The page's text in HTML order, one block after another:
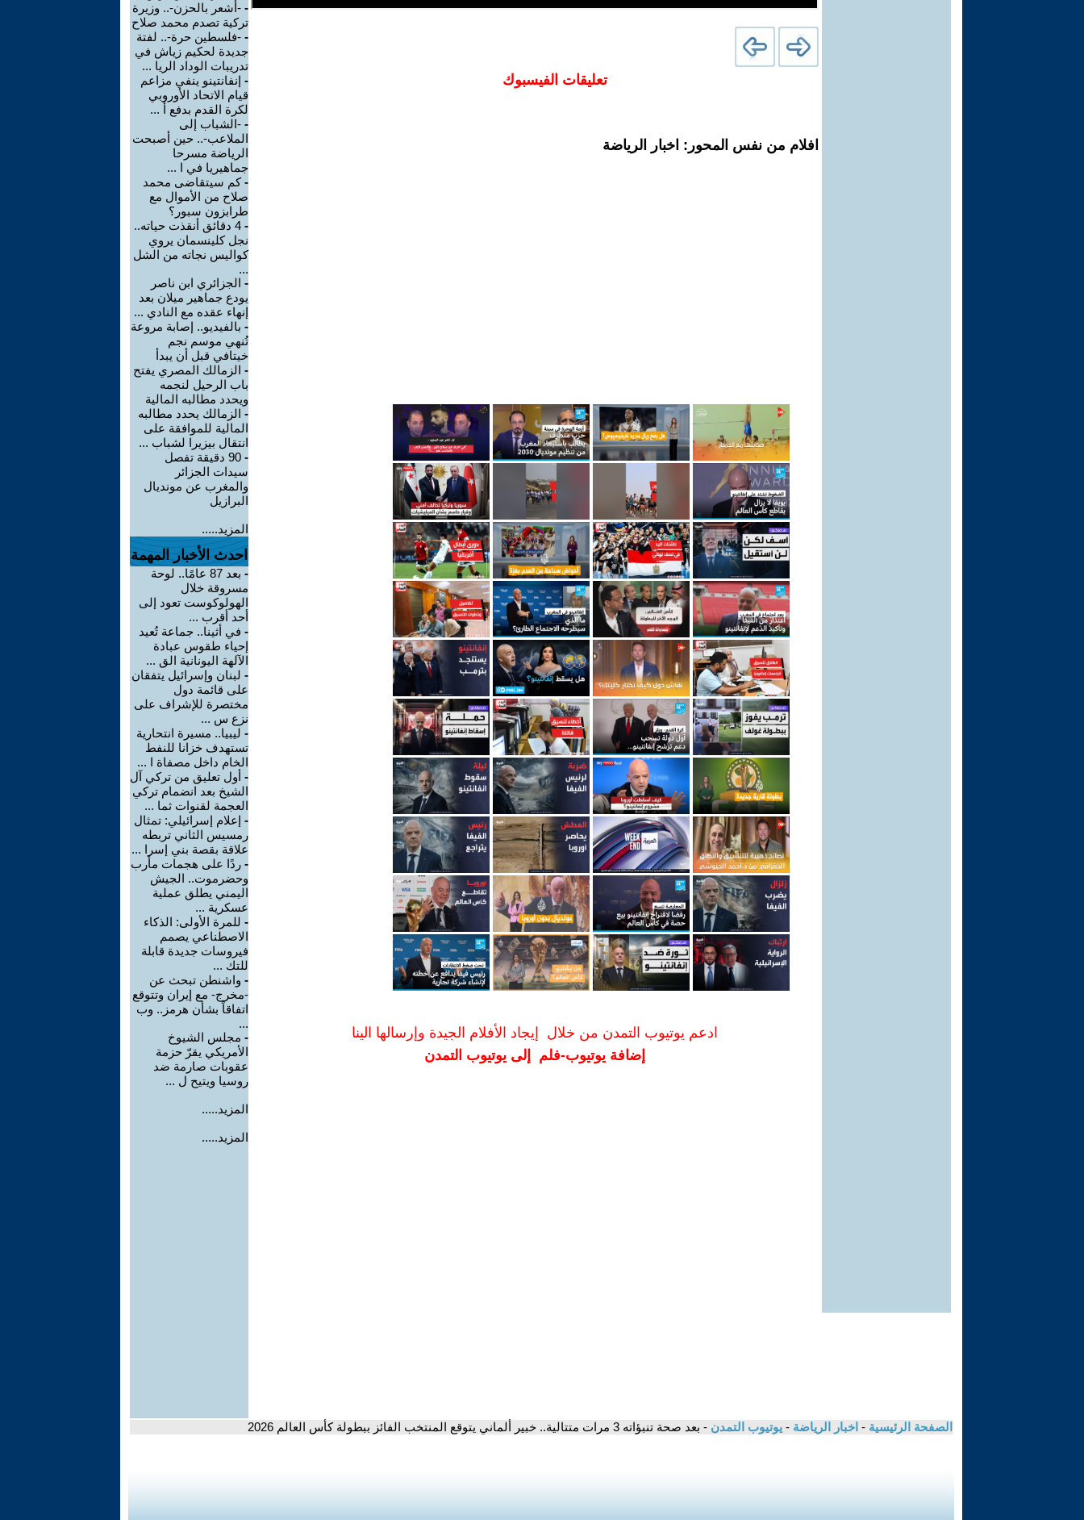
تعليقات الفيسبوك
افلام من نفس المحور: اخبار الرياضة
ادعم يوتيوب التمدن من خلال إيجاد الأفلام الجيدة وإرسالها الينا
إضافة يوتيوب-فلم إلى يوتيوب التمدن
- -أشعر بالحزن-.. وزيرة
تركية تصدم محمد صلاح
- -فلسطين حرة-.. لفتة
جديدة لحكيم زياش في
تدريبات الوداد الريا ...
- إنفانتينو ينفي مزاعم
قيام الاتحاد الأوروبي
لكرة القدم بدفع أ ...
- -الشباب إلى
الملاعب-.. حين أصبحت
الرياضة مسرحا
جماهيريا في ا ...
-كم سيتقاضى محمد
صلاح من الأموال مع
طرابزون سبور؟
-
4 دقائق أنقذت حياته..
نجل كلينسمان يروي
كواليس نجاته من الشل
...
- الجزائري ابن ناصر
يودع جماهير ميلان بعد
إنهاء عقده مع النادي ...
- بالفيديو.. إصابة مروعة
تُنهي موسم نجم
خيتافي قبل أن يبدأ
- الزمالك المصري يفتح
باب الرحيل لنجمه
ويحدد مطالبه المالية
- الزمالك يحدد مطالبه
المالية للموافقة على
انتقال بيزيرا لشباب ...
-
90 دقيقة تفصل
سيدات الجزائر
والمغرب عن مونديال
البرازيل
المزيد.....
احدث الأخبار المهمة
-
بعد 87 عامًا.. لوحة
مسروقة خلال
الهولوكوست تعود إلى
أحد أقرب ...
- في أثينا.. جماعة تُعيد
إحياء طقوس عبادة
الآلهة اليونانية الق ...
- لبنان وإسرائيل يتفقان
على قائمة دول
مختصرة للإشراف على
نزع س ...
- ليبيا.. مسيرة انتحارية
تستهدف خزانا للنفط
الخام داخل مصفاة ا ...
- أول تعليق من تركي آل
الشيخ بعد انضمام تركي
العجمة لقنوات ثما ...
- إعلام إسرائيلي: تمثال
رمسيس الثاني تربطه
علاقة بقصة بني إسرا ...
- ردًا على هجمات مأرب
وحضرموت.. الجيش
اليمني يطلق عملية
عسكرية ...
- للمرة الأولى: الذكاء
الاصطناعي يصمم
فيروسات جديدة قابلة
للتك ...
- واشنطن تبحث عن
-مخرج- مع إيران وتتوقع
اتفاقاً بشأن هرمز.. وب
...
- مجلس الشيوخ
الأمريكي يقرّ حزمة
عقوبات صارمة ضد
روسيا ويتيح ل ...
المزيد.....
المزيد.....
الصفحة الرئيسية - اخبار الرياضة - يوتيوب التمدن - بعد صحة تنبؤاته 3 مرات متتالية.. خبير ألماني يتوقع المنتخب الفائز ببطولة كأس العالم 2026